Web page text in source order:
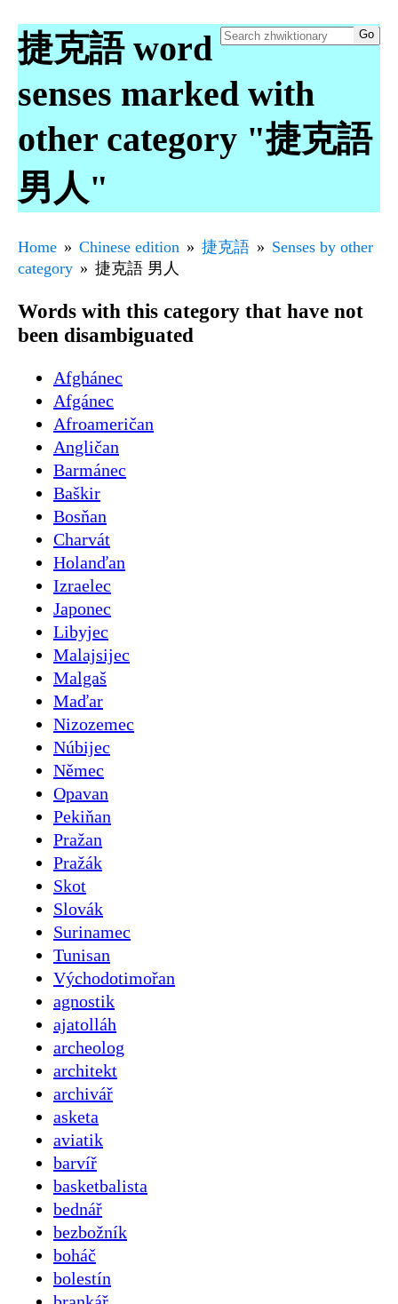
捷克語 word
senses marked with
other category "捷克語
男人"
Home Chinese edition 捷克語
Senses by other
category
捷克語 男人
Words with this category that have not
been disambiguated
Afghánec
Afgánec
Afroameričan
Angličan
Barmánec
Baškir
Bosňan
Charvát
Holanďan
Izraelec
Japonec
Libyjec
Malajsijec
Malgaš
Maďar
Nizozemec
Núbijec
Němec
Opavan
Pekiňan
Pražan
Pražák
Skot
Slovák
Surinamec
Tunisan
Východotimořan
agnostik
ajatolláh
archeolog
architekt
archivář
asketa
aviatik
barvíř
basketbalista
bednář
bezbožník
boháč
bolestín